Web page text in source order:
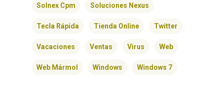
Solnex Cpm Soluciones Nexus
Tecla Rápida Tienda Online Twitter
Vacaciones Ventas Virus Web
Web Mármol Windows Windows 7